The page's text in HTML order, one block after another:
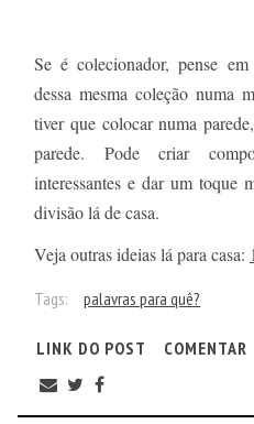
Se é colecionador, pense
dessa mesma coleção numa
tiver que colocar numa
parede. Pode criar
interessantes e dar um toque
divisão lá de casa.
Veja outras ideias lá para casa: 1
Tags: palavras para quê?
LINK DO POST COMENTAR